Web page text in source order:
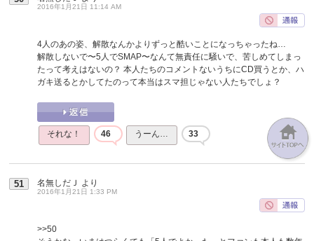
2016年1月21日 11:14 AM
4人のあの姿、解散なんかよりずっと酷いことになっちゃったね…
解散しないで〜5人でSMAP〜なんて無責任に騒いで、苦しめてしまっ
たって考えはないの？ 本人たちのコメントないうちにCD買うとか、ハ
ガキ送るとかしてたのって本当はスマ担じゃない人たちでしょ？
それな！ 46 うーん… 33
51 名無しだＪ より
2016年1月21日 1:33 PM
>>50